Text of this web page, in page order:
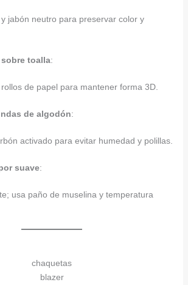
jabón neutro para preservar color y
toalla:
de papel para mantener forma 3D.
de algodón:
activado para evitar humedad y polillas.
suave:
usa paño de muselina y temperatura
chaquetas
blazer